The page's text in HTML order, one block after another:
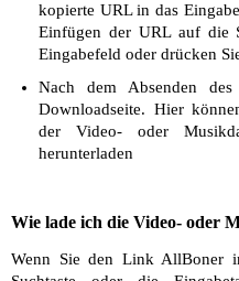
kopierte URL in das
Einfügen der URL auf die
Eingabefeld oder drücken
Nach dem Absenden
Downloadseite. Hier
der Video- oder
herunterladen
Wie lade ich die Video- oder
Wenn Sie den Link AllBoner